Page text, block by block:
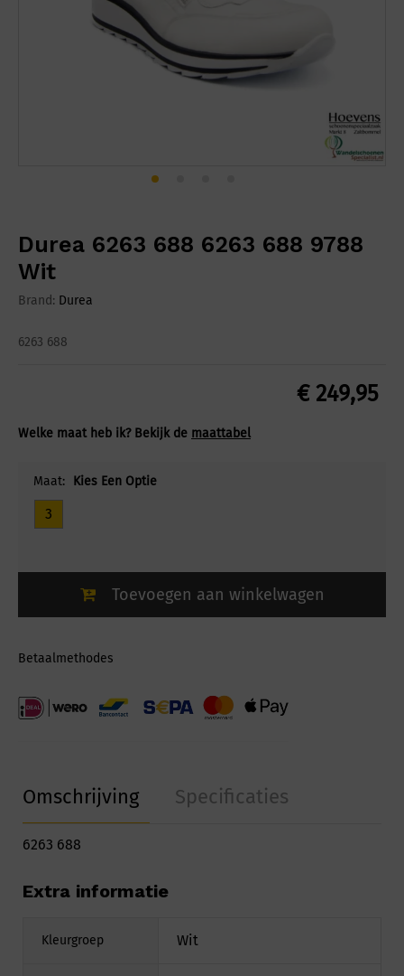
Durea 6263 688 6263 688 9788
Wit
Brand: Durea
6263 688
€249,95
Welke maat heb ik? Bekijk de maattabel
Maat: Kies Een Optie
3
Toevoegen aan winkelwagen
Betaalmethodes
Omschrijving Specificaties
6263 688
Extra informatie
Kleurgroep Wit